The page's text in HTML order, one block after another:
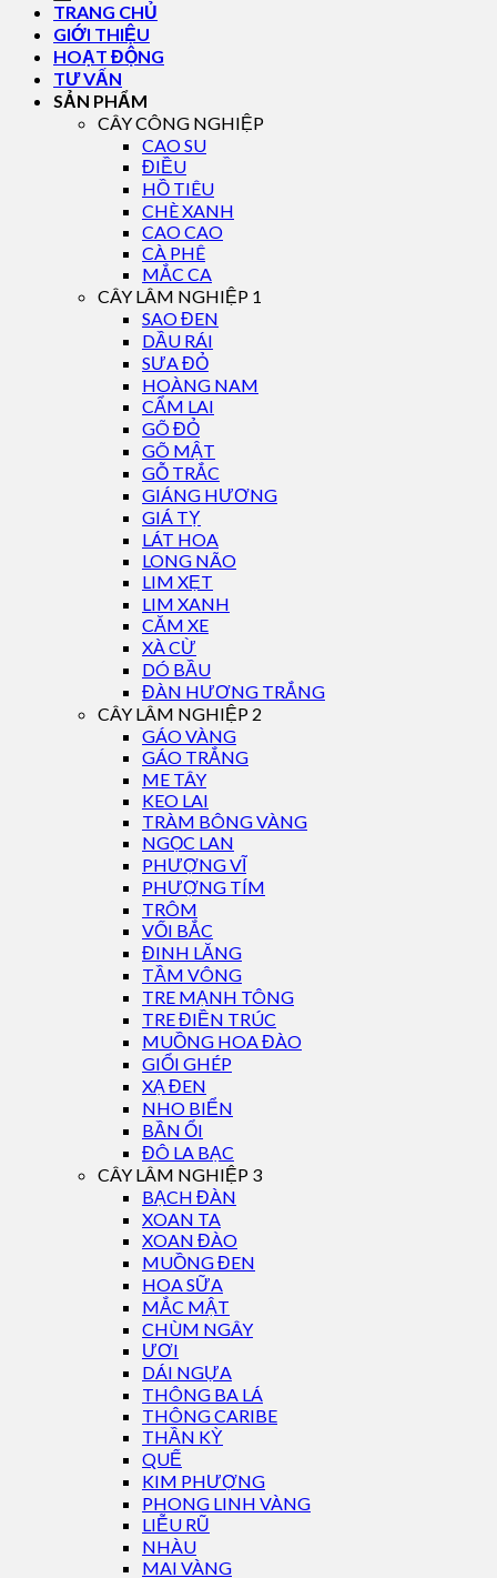
TRANG CHỦ
GIỚI THIỆU
HOẠT ĐỘNG
TƯ VẤN
SẢN PHẨM
CÂY CÔNG NGHIỆP
CAO SU
ĐIỀU
HỒ TIÊU
CHÈ XANH
CAO CAO
CÀ PHÊ
MẮC CA
CÂY LÂM NGHIỆP 1
SAO ĐEN
DẦU RÁI
SƯA ĐỎ
HOÀNG NAM
CẨM LAI
GÕ ĐỎ
GÕ MẬT
GỖ TRẮC
GIÁNG HƯƠNG
GIÁ TỴ
LÁT HOA
LONG NÃO
LIM XẸT
LIM XANH
CĂM XE
XÀ CỪ
DÓ BẦU
ĐÀN HƯƠNG TRẮNG
CÂY LÂM NGHIỆP 2
GÁO VÀNG
GÁO TRẮNG
ME TÂY
KEO LAI
TRÀM BÔNG VÀNG
NGỌC LAN
PHƯỢNG VĨ
PHƯỢNG TÍM
TRÔM
VỐI BẮC
ĐINH LĂNG
TẦM VÔNG
TRE MẠNH TÔNG
TRE ĐIỀN TRÚC
MUỒNG HOA ĐÀO
GIỔI GHÉP
XẠ ĐEN
NHO BIỂN
BẦN ỔI
ĐÔ LA BẠC
CÂY LÂM NGHIỆP 3
BẠCH ĐÀN
XOAN TA
XOAN ĐÀO
MUỒNG ĐEN
HOA SỮA
MẮC MẬT
CHÙM NGÂY
ƯƠI
DÁI NGỰA
THÔNG BA LÁ
THÔNG CARIBE
THẦN KỲ
QUẾ
KIM PHƯỢNG
PHONG LINH VÀNG
LIỄU RŨ
NHÀU
MAI VÀNG